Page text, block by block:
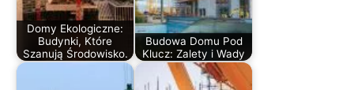
Domy Ekologiczne:
Budynki, Które
Szanują Środowisko.
Budowa Domu Pod
Klucz: Zalety i Wady